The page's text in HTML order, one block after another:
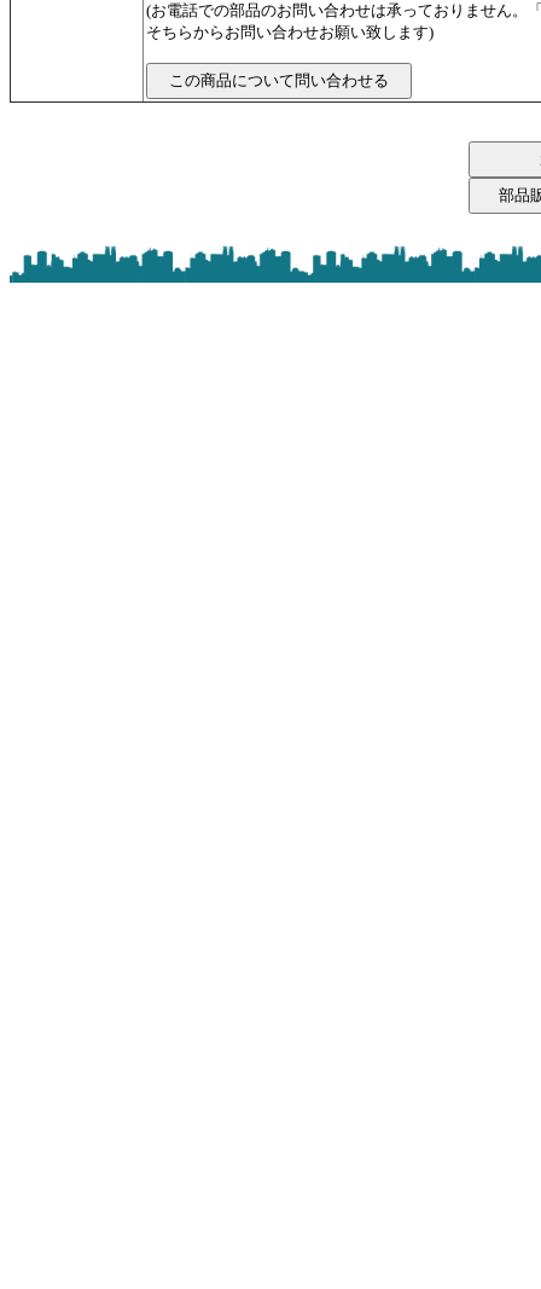
(お電話での部品のお問い合わせは承っておりません。
そちらからお問い合わせお願い致します)